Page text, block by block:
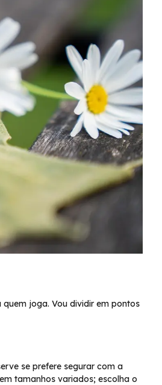
joga. Vou dividir em pontos
se prefere segurar com a
tamanhos variados; escolha o